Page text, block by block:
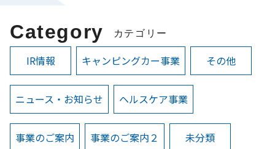
Category カテゴリー
IR情報 キャンピングカー事業 その他
ニュース・お知らせ ヘルスケア事業
事業のご案内 事業のご案内２ 未分類